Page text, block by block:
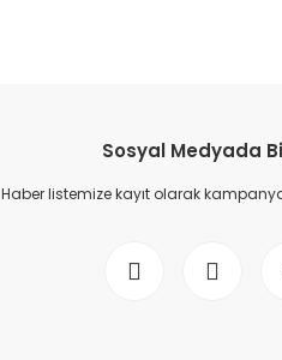
Sosyal Medyada
Haber listemize kayıt olarak